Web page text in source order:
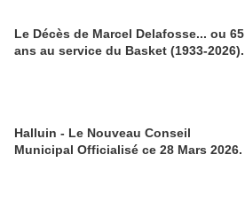
Le Décès de Marcel Delafosse... ou 65
ans au service du Basket (1933-2026).
Halluin - Le Nouveau Conseil
Municipal Officialisé ce 28 Mars 2026.